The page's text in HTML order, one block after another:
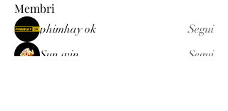
Membri
phimhay ok
Segui
Sun win
Segui